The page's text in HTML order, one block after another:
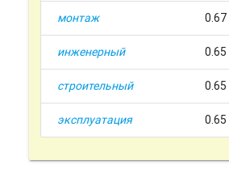
монтаж 0.67
инженерный 0.65
строительный 0.65
эксплуатация 0.65